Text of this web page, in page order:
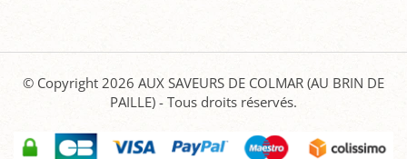
© Copyright 2026 AUX SAVEURS DE COLMAR (AU BRIN DE
PAILLE) - Tous droits réservés.